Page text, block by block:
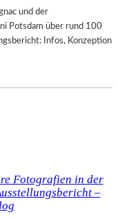
und der
Potsdam über rund 100
Infos, Konzeption
Fotografien in der
–